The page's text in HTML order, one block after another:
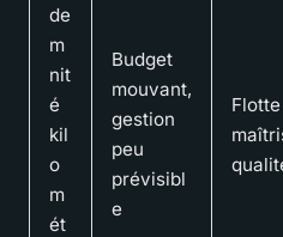
de
m
nit
é
kil
o
m
ét
Budget
mouvant,
gestion
peu
prévisibl
e